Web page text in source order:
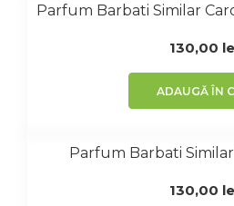
130,00
ADAUGĂ ÎN
Parfum Barbati
130,00